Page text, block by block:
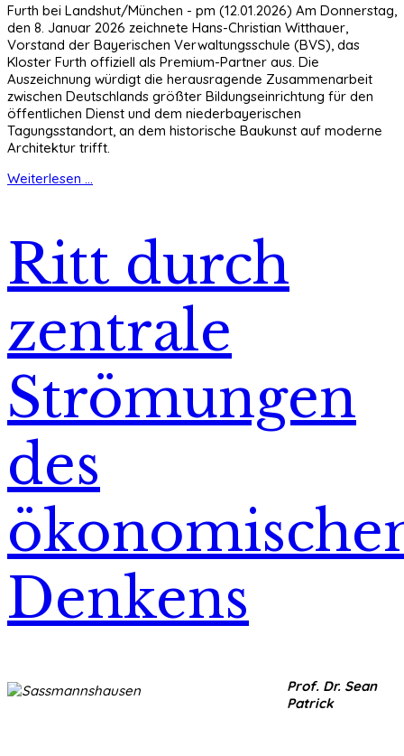
Furth bei Landshut/München - pm (12.01.2026) Am Donnerstag,
den 8. Januar 2026 zeichnete Hans-Christian Witthauer,
Vorstand der Bayerischen Verwaltungsschule (BVS), das
Kloster Furth offiziell als Premium-Partner aus. Die
Auszeichnung würdigt die herausragende Zusammenarbeit
zwischen Deutschlands größter Bildungseinrichtung für den
öffentlichen Dienst und dem niederbayerischen
Tagungsstandort, an dem historische Baukunst auf moderne
Architektur trifft.
Weiterlesen ...
Ritt durch
zentrale
Strömungen
des
Denkens
Prof. Dr. Sean
Patrick